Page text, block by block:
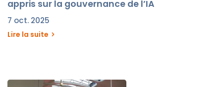
appris sur la gouvernance de l’IA
7 oct. 2025
Lire la suite